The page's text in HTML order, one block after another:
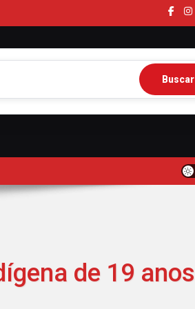
Buscar
de 19 anos